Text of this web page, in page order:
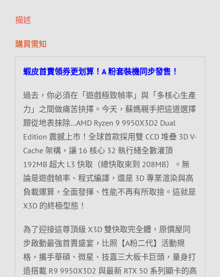
描述
購買需知
蝦皮首賣領券更划算！A 粉套裝機同步發售！
過去，你必須在「遊戲極致幀率」與「多核心生產
力」之間做痛苦抉擇。今天，蘇媽親手把這道選擇
題從地表抹除…AMD Ryzen 9 9950X3D2 Dual
Edition 震撼上市！全球首款採用雙 CCD 堆疊 3D V-
Cache 架構，讓 16 核心 32 執行緒全數灌頂
192MB 超大 L3 快取（總快取來到 208MB）。無
論是遊戲幀率、程式編譯，還是 3D 專業渲染與高
負載運算，全面發揮、性能不再有所取捨。這就是
X3D 的終極型態！
為了迎接這尊頂級 X3D 雙快取完全體，原價屋同
步啟動最強首賣盛宴，比照【A粉二代】活動規
格，攜手華碩、微星、技嘉三大板卡巨頭，量身打
造搭載 R9 9950X3D2 與最新 RTX 50 系列顯卡的高